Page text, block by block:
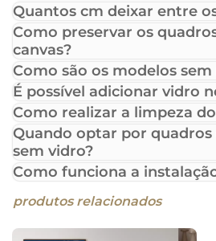
Quantos cm deixar entre
Como preservar os
canvas?
Como são os modelos
É possível adicionar vidro
Como realizar a limpeza
Quando optar por
sem vidro?
Como funciona a
produtos relacionados